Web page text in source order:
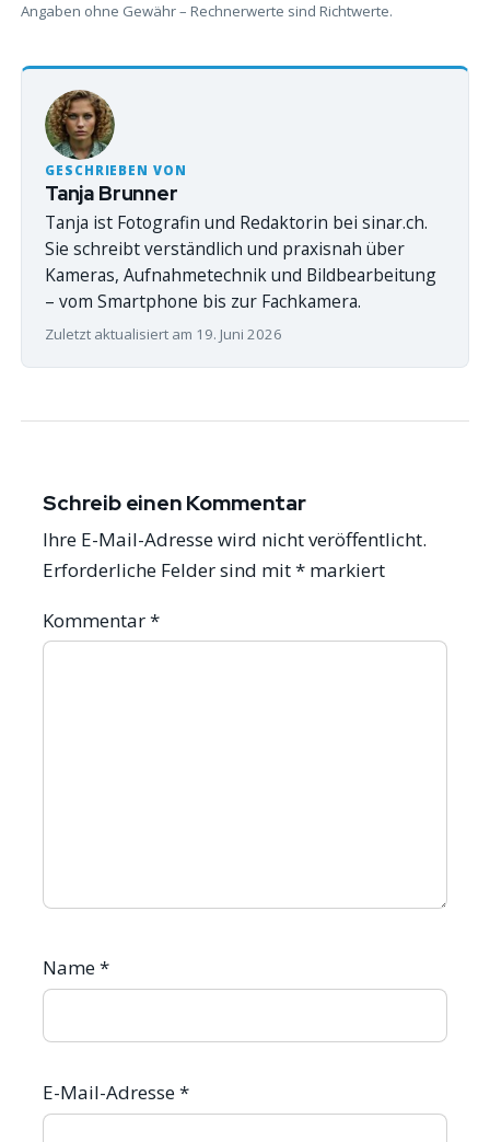
Angaben ohne Gewähr – Rechnerwerte sind Richtwerte.
GESCHRIEBEN VON
Tanja Brunner
Tanja ist Fotografin und Redaktorin bei sinar.ch.
Sie schreibt verständlich und praxisnah über
Kameras, Aufnahmetechnik und Bildbearbeitung
– vom Smartphone bis zur Fachkamera.
Zuletzt aktualisiert am 19. Juni 2026
Schreib einen Kommentar
Ihre E-Mail-Adresse wird nicht veröffentlicht.
Erforderliche Felder sind mit* markiert
Kommentar*
Name*
E-Mail-Adresse*